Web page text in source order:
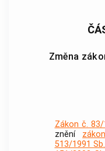
Změna
Zákon č.
znění
513/1991 Sb.